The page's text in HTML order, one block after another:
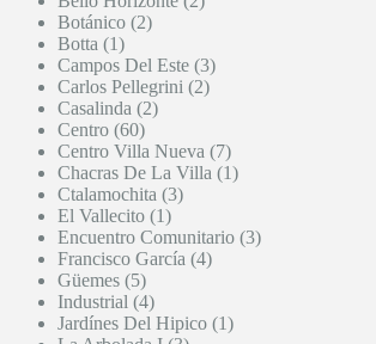
Botánico (2)
Botta (1)
Campos Del Este (3)
Carlos Pellegrini (2)
Casalinda (2)
Centro (60)
Centro Villa Nueva (7)
Chacras De La Villa (1)
Ctalamochita (3)
El Vallecito (1)
Encuentro Comunitario (3)
Francisco García (4)
Güemes (5)
Industrial (4)
Jardínes Del Hipico (1)